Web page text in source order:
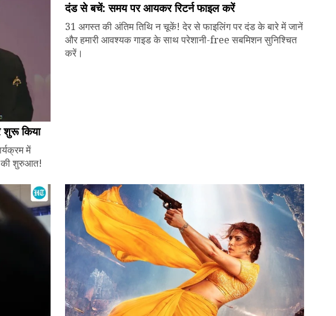
शुरू किया
में
की शुरुआत!
दंड से बचें: समय पर आयकर रिटर्न फाइल करें
31 अगस्त की अंतिम तिथि न चूकें! देर से फाइलिंग पर दंड के बारे में जानें
और हमारी आवश्यक गाइड के साथ परेशानी-free सबमिशन सुनिश्चित
करें।